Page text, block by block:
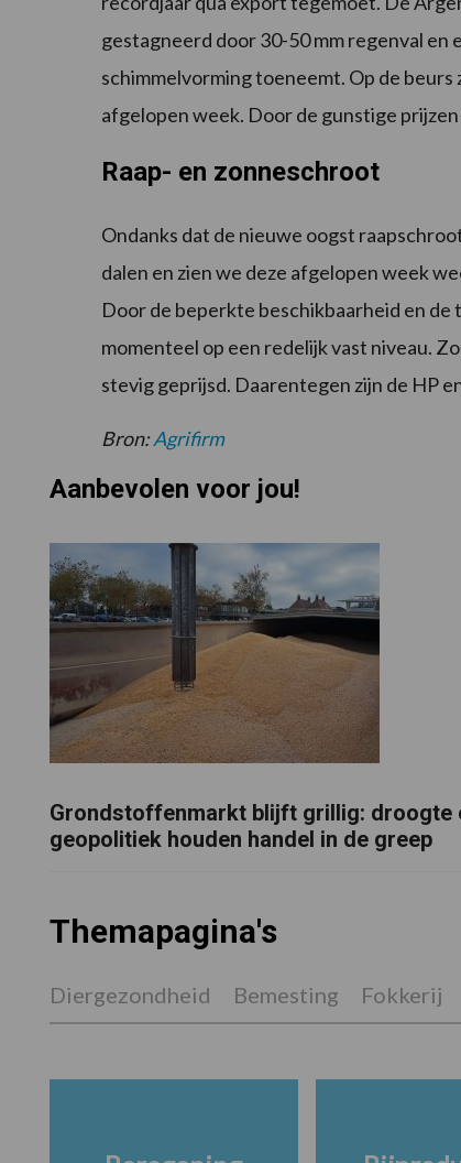
gestagneerd door 30-50 mm regenval
schimmelvorming toeneemt. Op de
afgelopen week. Door de gunstige prijzen
Raap- en zonneschroot
Ondanks dat de nieuwe oogst
dalen en zien we deze afgelopen week
Door de beperkte beschikbaarheid en
momenteel op een redelijk vast niveau.
stevig geprijsd. Daarentegen zijn de HP
Bron:Agrifirm
Aanbevolen voor jou!
Grondstoffenmarkt blijft grillig: droogte
geopolitiek houden handel in de greep
Themapagina's
Diergezondheid Bemesting Fokkerij